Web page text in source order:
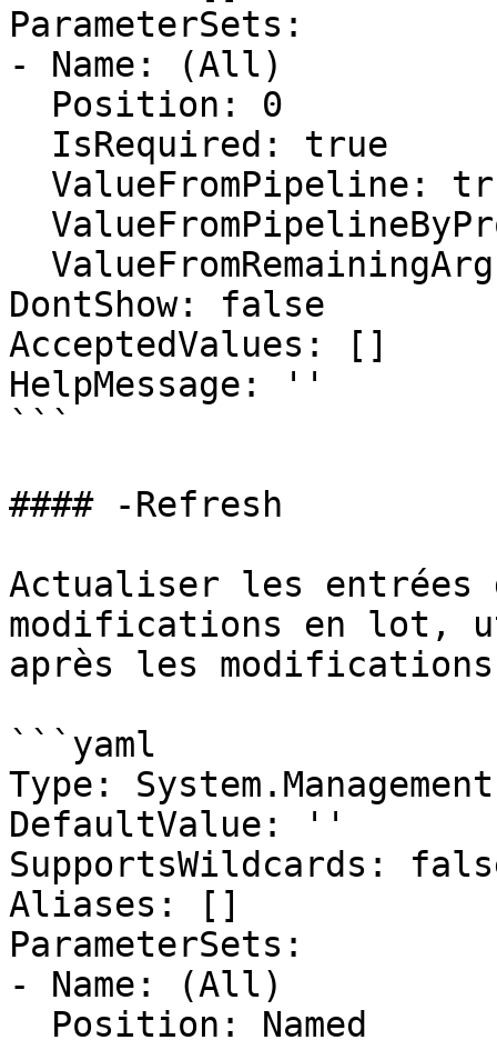
ParameterSets:
- Name: (All)
DontShow: false
AcceptedValues: []
HelpMessage: ''
```
#### -Refresh
Actualiser les
modifications en lot,
après les
```yaml
Type:
DefaultValue: ''
SupportsWildcards:
Aliases: []
ParameterSets:
- Name: (All)